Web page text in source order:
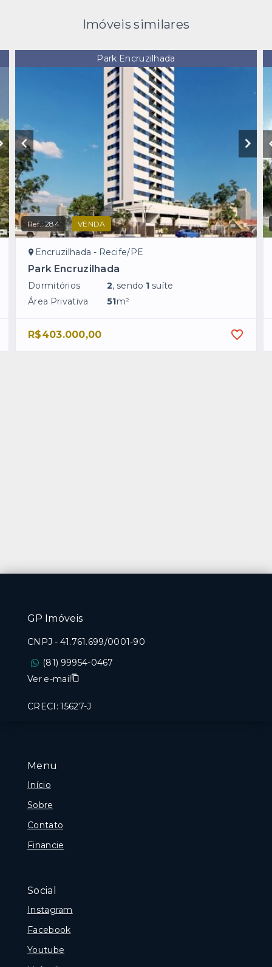
Imóveis similares
Park Encruzilhada
Ref.:284 VENDA
Encruzilhada - Recife/PE
Park Encruzilhada
Dormitórios 2, sendo 1 suíte
Área Privativa
51m²
R$403.000,00
Menu
Início
Sobre
Contato
Financie
Social
Instagram
Facebook
Youtube
GP Imóveis
CNPJ - 41.761.699/0001-90
(81) 99954-0467
Ver e-mail
CRECI: 15627-J